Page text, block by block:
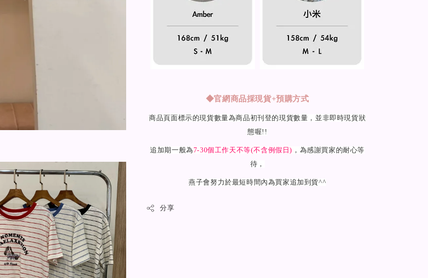
◆官網商品採現貨+預購方式
商品頁面標示的現貨數量為商品初刊登的現貨數量，並非即時現貨狀
態喔!!
追加期一般為 7-30個工作天不等(不含例假日) ，為感謝買家的耐心等
待，
燕子會努力於最短時間內為買家追加到貨^^
分享